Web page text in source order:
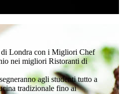
Londra con i Migliori Chef
nei migliori Ristoranti di
agli studenti tutto a
tradizionale fino ai